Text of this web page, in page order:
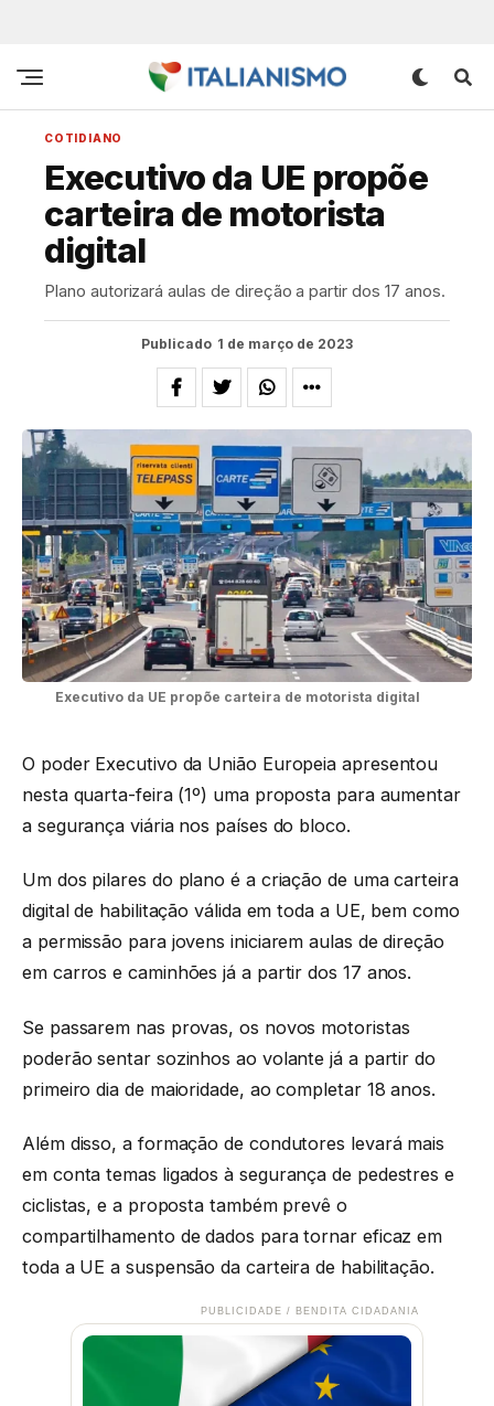
COTIDIANO
Executivo da UE propõe
carteira de motorista
digital
Plano autorizará aulas de direção a partir dos 17 anos.
Publicado 1 de março de 2023
Executivo da UE propõe carteira de motorista digital
O poder Executivo da União Europeia apresentou
nesta quarta-feira (1º) uma proposta para aumentar
a segurança viária nos países do bloco.
Um dos pilares do plano é a criação de uma carteira
digital de habilitação válida em toda a UE, bem como
a permissão para jovens iniciarem aulas de direção
em carros e caminhões já a partir dos 17 anos.
Se passarem nas provas, os novos motoristas
poderão sentar sozinhos ao volante já a partir do
primeiro dia de maioridade, ao completar 18 anos.
Além disso, a formação de condutores levará mais
em conta temas ligados à segurança de pedestres e
ciclistas, e a proposta também prevê o
compartilhamento de dados para tornar eficaz em
toda a UE a suspensão da carteira de habilitação.
PUBLICIDADE / BENDITA CIDADANIA